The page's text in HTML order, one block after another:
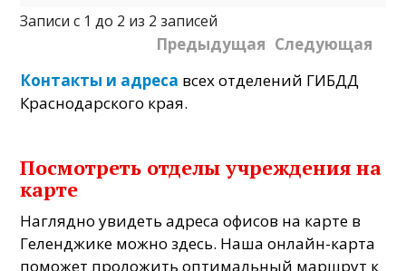
Записи с 1 до 2 из 2 записей
Предыдущая Следующая
Контакты и адреса всех отделений ГИБДД
Краснодарского края.
Посмотреть отделы учреждения на
карте
Наглядно увидеть адреса офисов на карте в
Геленджике можно здесь. Наша онлайн-карта
поможет проложить оптимальный маршрут к